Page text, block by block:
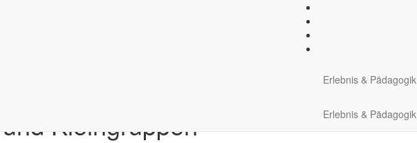
Erlebnis & Pädagogik
Erlebnis & Pädagogik
Kleingruppen